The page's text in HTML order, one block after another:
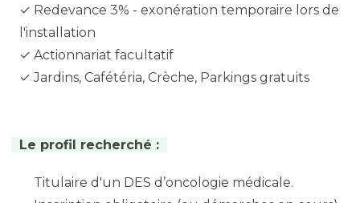
✓ Redevance 3% - exonération temporaire lors de
l'installation
✓ Actionnariat facultatif
✓ Jardins, Cafétéria, Crèche, Parkings gratuits
Le profil recherché :
Titulaire d'un DES d’oncologie médicale.